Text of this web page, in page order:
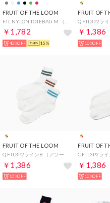
FRUIT OF THE LOOM
￥1,782
40%OFF 15%
FRUIT OF
￥1,386
10%OFF
FRUIT OF THE LOOM
￥1,386
10%OFF
FRUIT OF
￥1,386
10%OFF